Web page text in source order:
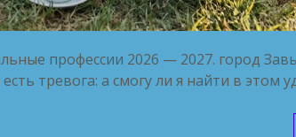
профессии 2026 — 2027. город
тревога: а смогу ли я найти в этом